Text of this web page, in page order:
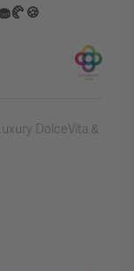
DolceVita &